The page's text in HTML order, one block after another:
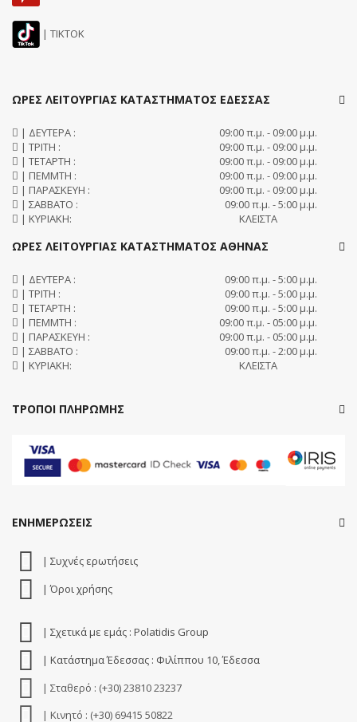
| TIKTOK
ΩΡΕΣ ΛΕΙΤΟΥΡΓΙΑΣ ΚΑΤΑΣΤΗΜΑΤΟΣ ΕΔΕΣΣΑΣ
| ΔΕΥΤΕΡΑ :
09:00 π.μ. - 09:00 μ.μ.
| ΤΡΙΤΗ :
09:00 π.μ. - 09:00 μ.μ.
| ΤΕΤΑΡΤΗ :
09:00 π.μ. - 09:00 μ.μ.
| ΠΕΜΜΤΗ :
09:00 π.μ. - 09:00 μ.μ.
| ΠΑΡΑΣΚΕΥΗ :
09:00 π.μ. - 09:00 μ.μ.
| ΣΑΒΒΑΤΟ :
09:00 π.μ. - 5:00 μ.μ.
| ΚΥΡΙΑΚΗ:
ΚΛΕΙΣΤΑ
ΩΡΕΣ ΛΕΙΤΟΥΡΓΙΑΣ ΚΑΤΑΣΤΗΜΑΤΟΣ ΑΘΗΝΑΣ
| ΔΕΥΤΕΡΑ :
09:00 π.μ. - 5:00 μ.μ.
| ΤΡΙΤΗ :
09:00 π.μ. - 5:00 μ.μ.
| ΤΕΤΑΡΤΗ :
09:00 π.μ. - 5:00 μ.μ.
| ΠΕΜΜΤΗ :
09:00 π.μ. - 05:00 μ.μ.
| ΠΑΡΑΣΚΕΥΗ :
09:00 π.μ. - 05:00 μ.μ.
| ΣΑΒΒΑΤΟ :
09:00 π.μ. - 2:00 μ.μ.
| ΚΥΡΙΑΚΗ:
ΚΛΕΙΣΤΑ
ΤΡΟΠΟΙ ΠΛΗΡΩΜΗΣ
ΕΝΗΜΕΡΩΣΕΙΣ
| Συχνές ερωτήσεις
| Όροι χρήσης
| Σχετικά με εμάς : Polatidis Group
| Κατάστημα Έδεσσας : Φιλίππου 10, Έδεσσα
| Σταθερό : (+30) 23810 23237
| Κινητό : (+30) 69415 50822